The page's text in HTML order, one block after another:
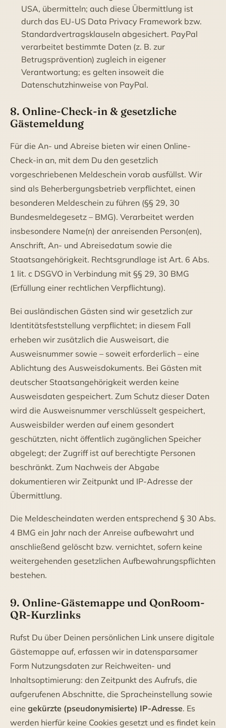
USA, übermitteln; auch diese Übermittlung ist
durch das EU-US Data Privacy Framework bzw.
Standardvertragsklauseln abgesichert. PayPal
verarbeitet bestimmte Daten (z. B. zur
Betrugsprävention) zugleich in eigener
Verantwortung; es gelten insoweit die
Datenschutzhinweise von PayPal.
8. Online-Check-in & gesetzliche
Gästemeldung
Für die An- und Abreise bieten wir einen Online-
Check-in an, mit dem Du den gesetzlich
vorgeschriebenen Meldeschein vorab ausfüllst. Wir
sind als Beherbergungsbetrieb verpflichtet, einen
besonderen Meldeschein zu führen (§§ 29, 30
Bundesmeldegesetz – BMG). Verarbeitet werden
insbesondere Name(n) der anreisenden Person(en),
Anschrift, An- und Abreisedatum sowie die
Staatsangehörigkeit. Rechtsgrundlage ist Art. 6 Abs.
1 lit. c DSGVO in Verbindung mit §§ 29, 30 BMG
(Erfüllung einer rechtlichen Verpflichtung).
Bei ausländischen Gästen sind wir gesetzlich zur
Identitätsfeststellung verpflichtet; in diesem Fall
erheben wir zusätzlich die Ausweisart, die
Ausweisnummer sowie – soweit erforderlich – eine
Ablichtung des Ausweisdokuments. Bei Gästen mit
deutscher Staatsangehörigkeit werden keine
Ausweisdaten gespeichert. Zum Schutz dieser Daten
wird die Ausweisnummer verschlüsselt gespeichert,
Ausweisbilder werden auf einem gesondert
geschützten, nicht öffentlich zugänglichen Speicher
abgelegt; der Zugriff ist auf berechtigte Personen
beschränkt. Zum Nachweis der Abgabe
dokumentieren wir Zeitpunkt und IP-Adresse der
Übermittlung.
Die Meldescheindaten werden entsprechend § 30 Abs.
4 BMG ein Jahr nach der Anreise aufbewahrt und
anschließend gelöscht bzw. vernichtet, sofern keine
weitergehenden gesetzlichen Aufbewahrungspflichten
bestehen.
9. Online-Gästemappe und QonRoom-
QR-Kurzlinks
Rufst Du über Deinen persönlichen Link unsere digitale
Gästemappe auf, erfassen wir in datensparsamer
Form Nutzungsdaten zur Reichweiten- und
Inhaltsoptimierung: den Zeitpunkt des Aufrufs, die
aufgerufenen Abschnitte, die Spracheinstellung sowie
eine gekürzte (pseudonymisierte) IP-Adresse. Es
werden hierfür keine Cookies gesetzt und es findet kein